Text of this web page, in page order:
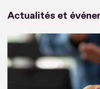
Actualités et